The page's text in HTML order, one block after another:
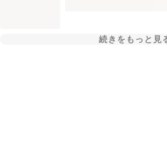
続きをもっと見